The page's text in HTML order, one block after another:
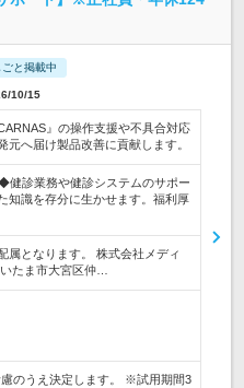
と掲載中
10/15
』の操作支援や不具合対応
元へ届け製品改善に貢献します。
健診業務や健診システムのサポー
知識を存分に生かせます。福利厚
属となります。 株式会社メディ
たま市大宮区仲…
のうえ決定します。 ※試用期間3